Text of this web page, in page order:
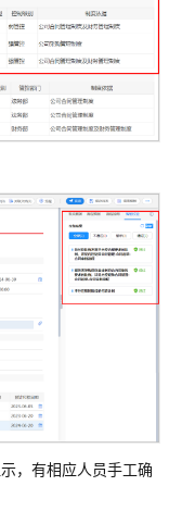
，有相应人员手工确